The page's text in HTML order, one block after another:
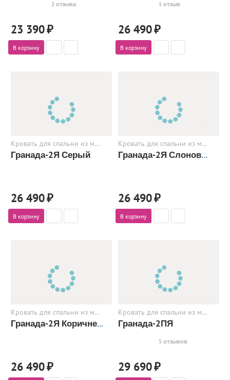
2 отзыва
23 390₽
В корзину
1 отзыв
26 490₽
В корзину
Кровать для спальни из металла
Гранада-2Я Серый
26 490₽
В корзину
Кровать для спальни из металла
Гранада-2Я Слоновая кость
26 490₽
В корзину
Кровать для спальни из металла
Гранада-2Я Коричневый
26 490₽
Кровать для спальни из металла
Гранада-2ПЯ
5 отзывов
29 690₽